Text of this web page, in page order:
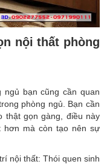
nội thất phòng
bạn cũng cần quan
phòng ngủ. Bạn cần
thật gọn gàng, điều này
hơn mà còn tạo nên sự
nội thất: Thói quen sinh